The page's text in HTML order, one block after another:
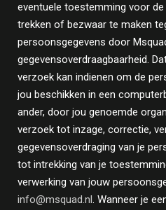
eventuele toestemming voor
trekken of bezwaar te maken
persoonsgegevens door
gegevensoverdraagbaarheid.
verzoek kan indienen om de
jou beschikken in een
ander, door jou genoemde
verzoek tot inzage, correctie,
gegevensoverdraging van je
tot intrekking van je
verwerking van jouw
info@msquad.nl. Wanneer je